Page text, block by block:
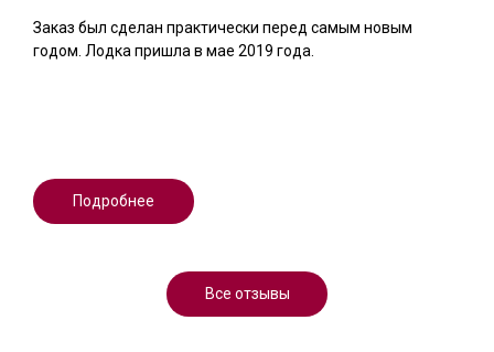
Заказ был сделан практически перед самым новым
годом. Лодка пришла в мае 2019 года.
Подробнее
Все отзывы